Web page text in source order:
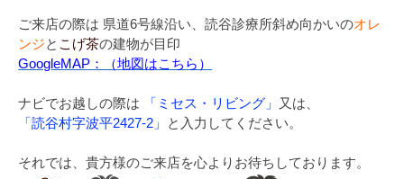
ご来店の際は 県道6号線沿い、読谷診療所斜め向かいのオレ
ンジと こげ茶の建物が目印
GoogleMAP：（地図はこちら）
ナビでお越しの際は 「ミセス・リビング」
又は、
「読谷村字波平2427-2」
と入力してください。
それでは、貴方様のご来店を心よりお待ちしております。